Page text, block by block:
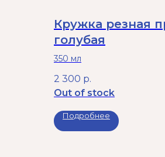
Кружка резная
голубая
350 мл
2 300 р.
Out of stock
Подробнее